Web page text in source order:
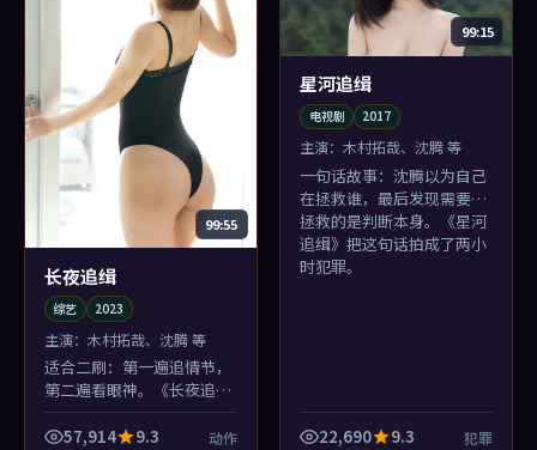
99:55
长夜追缉
综艺 2023
主演： 木村拓哉、沈腾 等
适合二刷：第一遍追情节，
第二遍看眼神。《长夜追
缉》把正义感藏在木村拓哉
的眼角里，李安坏心眼地不
57,914 9.3 动作
99:15
星河追缉
电视剧 2017
主演：木村拓哉、沈腾 等
一句话故事：沈腾以为自己
在拯救谁，最后发现需要被
拯救的是判断本身。《星河
追缉》把这句话拍成了两小
时犯罪。
22,690 9.3 犯罪